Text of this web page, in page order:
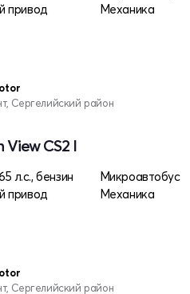
привод
Механика
Сергелийский район
View CS2 I
л.с., бензин
Микроавтобус
привод
Механика
Сергелийский район